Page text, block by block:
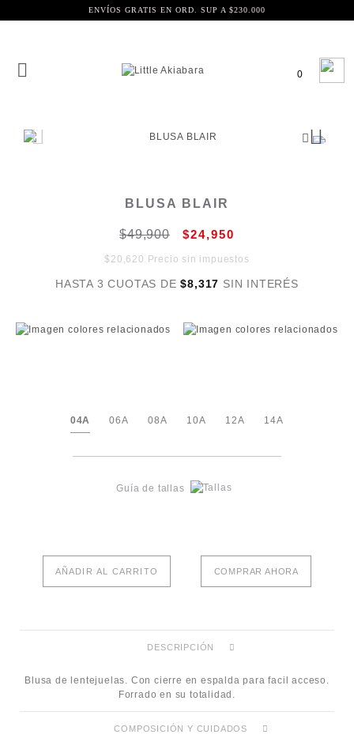
ENVÍOS GRATIS EN ORD. SUP A $230.000
0
BLUSA BLAIR
$49,900 $24,950
$20,620 Precio sin impuestos
HASTA 3 CUOTAS DE$8,317 SIN INTERÉS
04A 06A 08A 10A 12A 14A
Guía de tallas
AÑADIR AL CARRITO COMPRAR AHORA
DESCRIPCIÓN
Blusa de lentejuelas. Con cierre en espalda para facil acceso.
Forrado en su totalidad.
COMPOSICIÓN Y CUIDADOS